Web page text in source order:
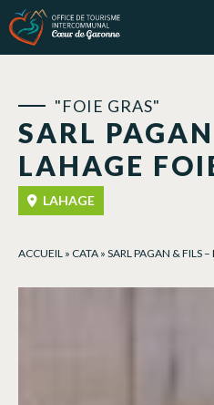
SARL
LAHAGE
"FOIE GRAS"
LAHAGE
ACCUEIL » CATA » SARL PAGAN & FILS
Panel de gestión de cookies